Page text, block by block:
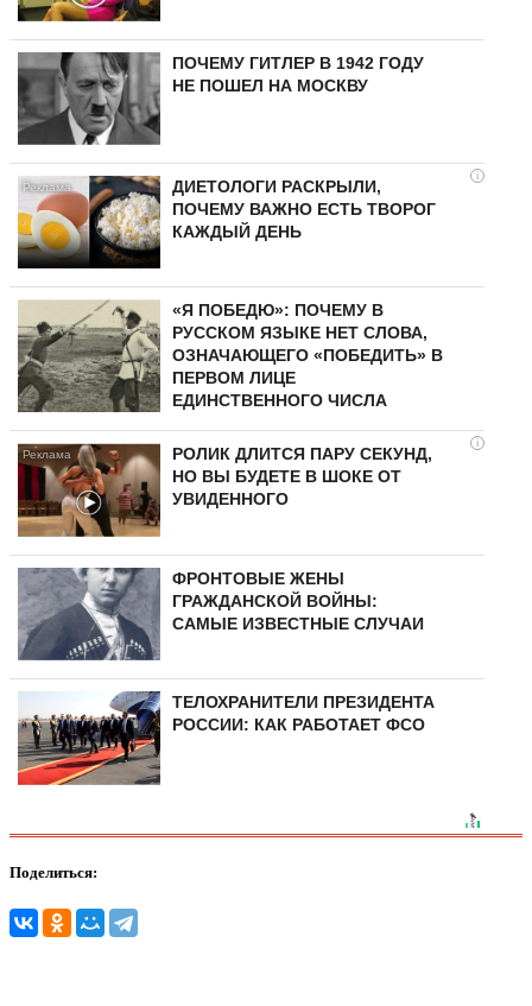
ПОЧЕМУ ГИТЛЕР В 1942 ГОДУ
НЕ ПОШЕЛ НА МОСКВУ
i
ДИЕТОЛОГИ РАСКРЫЛИ,
ПОЧЕМУ ВАЖНО ЕСТЬ ТВОРОГ
КАЖДЫЙ ДЕНЬ
«Я ПОБЕДЮ»: ПОЧЕМУ В
РУССКОМ ЯЗЫКЕ НЕТ СЛОВА,
ОЗНАЧАЮЩЕГО «ПОБЕДИТЬ» В
ПЕРВОМ ЛИЦЕ
ЕДИНСТВЕННОГО ЧИСЛА
i
РОЛИК ДЛИТСЯ ПАРУ СЕКУНД,
НО ВЫ БУДЕТЕ В ШОКЕ ОТ
УВИДЕННОГО
ФРОНТОВЫЕ ЖЕНЫ
ГРАЖДАНСКОЙ ВОЙНЫ:
САМЫЕ ИЗВЕСТНЫЕ СЛУЧАИ
ТЕЛОХРАНИТЕЛИ ПРЕЗИДЕНТА
РОССИИ: КАК РАБОТАЕТ ФСО
Поделиться: